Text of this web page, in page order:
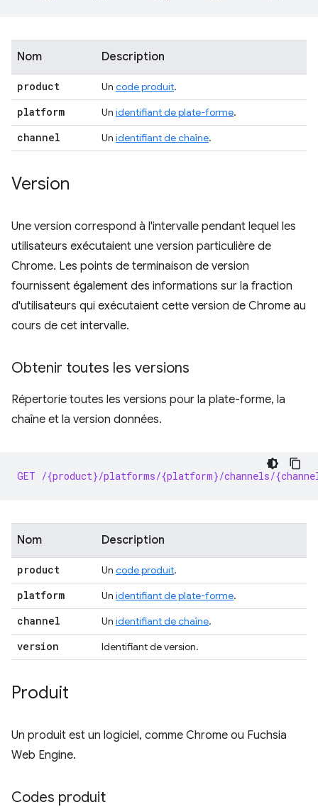
Nom Description
product Un code produit.
platform Un identifiant de plate-forme.
channel Un identifiant de chaîne.
Version
Une version correspond à l'intervalle pendant lequel les
utilisateurs exécutaient une version particulière de
Chrome. Les points de terminaison de version
fournissent également des informations sur la fraction
d'utilisateurs qui exécutaient cette version de Chrome au
cours de cet intervalle.
Obtenir toutes les versions
Répertorie toutes les versions pour la plate-forme, la
chaîne et la version données.
GET /{product}/platforms/{platform}/channels/
Nom Description
product Un code produit.
platform Un identifiant de plate-forme.
channel Un identifiant de chaîne.
version Identifiant de version.
Produit
Un produit est un logiciel, comme Chrome ou Fuchsia
Web Engine.
Codes produit